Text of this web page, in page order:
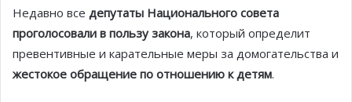
Недавно все депутаты Национального совета
проголосовали в пользу закона, который определит
превентивные и карательные меры за домогательства и
жестокое обращение по отношению к детям.